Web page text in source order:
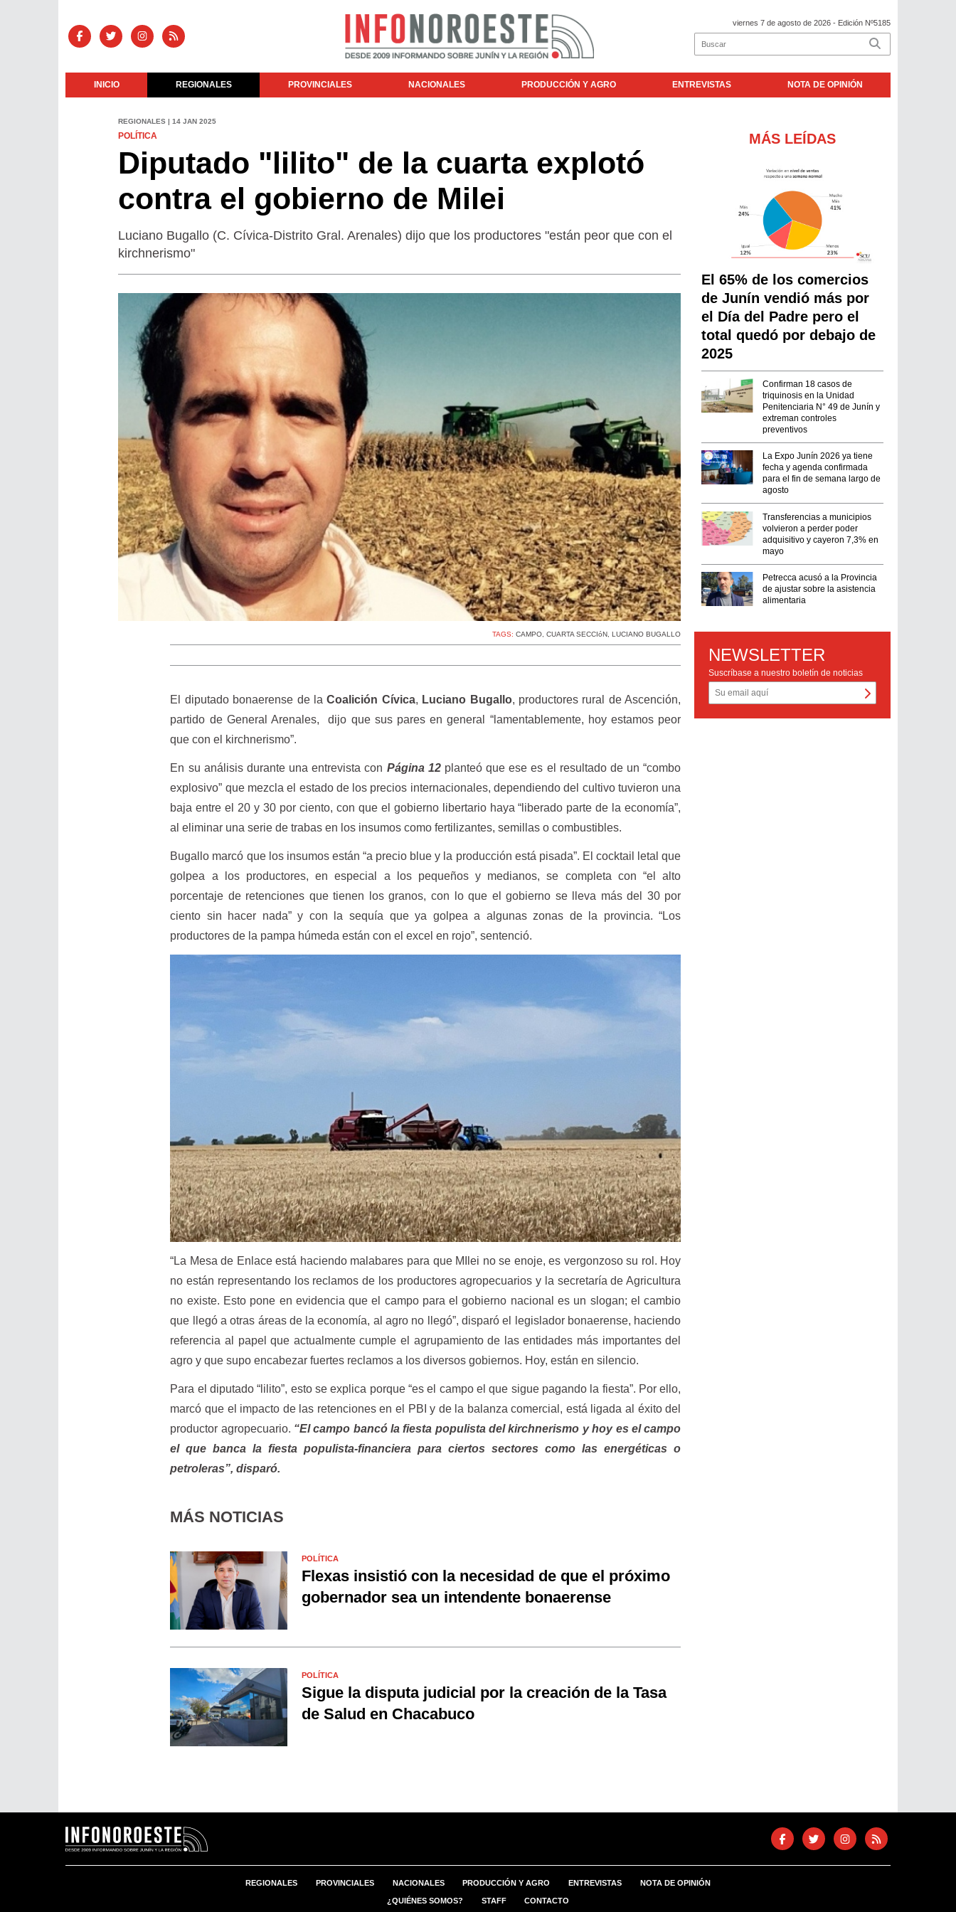
viernes 7 de agosto de 2026 - Edición Nº5185
INICIO REGIONALES PROVINCIALES NACIONALES PRODUCCIÓN Y AGRO ENTREVISTAS NOTA DE OPINIÓN
REGIONALES | 14 JAN 2025
POLÍTICA
Diputado "lilito" de la cuarta explotó
contra el gobierno de Milei
Luciano Bugallo (C. Cívica-Distrito Gral. Arenales) dijo que los productores "están peor que con el
kirchnerismo"
TAGS:CAMPO ,CUARTA SECCIóN ,LUCIANO BUGALLO
El diputado bonaerense de laCoalición Cívica, Luciano Bugallo, productores rural de Ascención,
partido de General Arenales, dijo que sus pares en general “lamentablemente, hoy estamos peor
que con el kirchnerismo”.
En su análisis durante una entrevista con Página 12planteó que ese es el resultado de un “combo
explosivo” que mezcla el estado de los precios internacionales, dependiendo del cultivo tuvieron una
baja entre el 20 y 30 por ciento, con que el gobierno libertario haya “liberado parte de la economía”,
al eliminar una serie de trabas en los insumos como fertilizantes, semillas o combustibles.
Bugallo marcó que los insumos están “a precio blue y la producción está pisada”. El cocktail letal que
golpea a los productores, en especial a los pequeños y medianos, se completa con “el alto
porcentaje de retenciones que tienen los granos, con lo que el gobierno se lleva más del 30 por
ciento sin hacer nada” y con la sequía que ya golpea a algunas zonas de la provincia. “Los
productores de la pampa húmeda están con el excel en rojo”, sentenció.
“La Mesa de Enlace está haciendo malabares para que MIlei no se enoje, es vergonzoso su rol. Hoy
no están representando los reclamos de los productores agropecuarios y la secretaría de Agricultura
no existe. Esto pone en evidencia que el campo para el gobierno nacional es un slogan; el cambio
que llegó a otras áreas de la economía, al agro no llegó”, disparó el legislador bonaerense, haciendo
referencia al papel que actualmente cumple el agrupamiento de las entidades más importantes del
agro y que supo encabezar fuertes reclamos a los diversos gobiernos. Hoy, están en silencio.
Para el diputado “lilito”, esto se explica porque “es el campo el que sigue pagando la fiesta”. Por ello,
marcó que el impacto de las retenciones en el PBI y de la balanza comercial, está ligada al éxito del
productor agropecuario. “El campo bancó la fiesta populista del kirchnerismo y hoy es el campo
el que banca la fiesta populista-financiera para ciertos sectores como las energéticas o
petroleras”, disparó.
MÁS NOTICIAS
POLÍTICA
Flexas insistió con la necesidad de que el próximo
gobernador sea un intendente bonaerense
POLÍTICA
Sigue la disputa judicial por la creación de la Tasa
de Salud en Chacabuco
MÁS LEÍDAS
El 65% de los comercios
de Junín vendió más por
el Día del Padre pero el
total quedó por debajo de
2025
Confirman 18 casos de
triquinosis en la Unidad
Penitenciaria N° 49 de Junín y
extreman controles
preventivos
La Expo Junín 2026 ya tiene
fecha y agenda confirmada
para el fin de semana largo de
agosto
Transferencias a municipios
volvieron a perder poder
adquisitivo y cayeron 7,3% en
mayo
Petrecca acusó a la Provincia
de ajustar sobre la asistencia
alimentaria
NEWSLETTER
Suscríbase a nuestro boletín de noticias
REGIONALES PROVINCIALES NACIONALES PRODUCCIÓN Y AGRO ENTREVISTAS NOTA DE OPINIÓN
¿QUIÉNES SOMOS? STAFF CONTACTO